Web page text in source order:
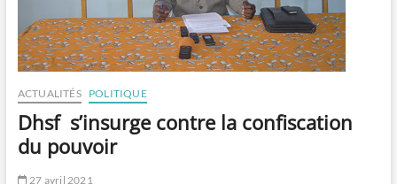
ACTUALITÉS POLITIQUE
Dhsf s’insurge contre la confiscation
du pouvoir
27 avril 2021